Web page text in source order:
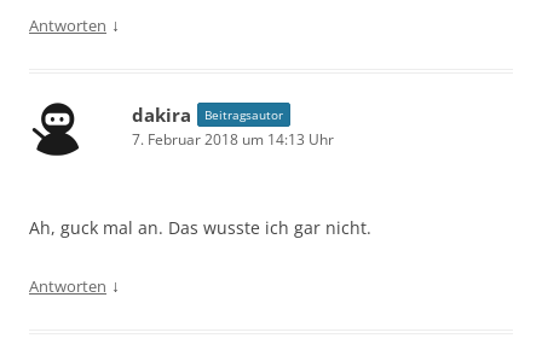
Antworten ↓
dakira Beitragsautor
7. Februar 2018 um 14:13 Uhr
Ah, guck mal an. Das wusste ich gar nicht.
Antworten ↓